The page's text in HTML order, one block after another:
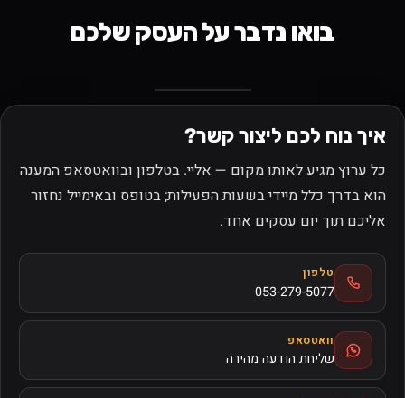
בואו נדבר על העסק שלכם
איך נוח לכם ליצור קשר?
כל ערוץ מגיע לאותו מקום — אליי. בטלפון ובוואטסאפ המענה
הוא בדרך כלל מיידי בשעות הפעילות; בטופס ובאימייל נחזור
אליכם תוך יום עסקים אחד.
טלפון
053-279-5077
וואטסאפ
שליחת הודעה מהירה